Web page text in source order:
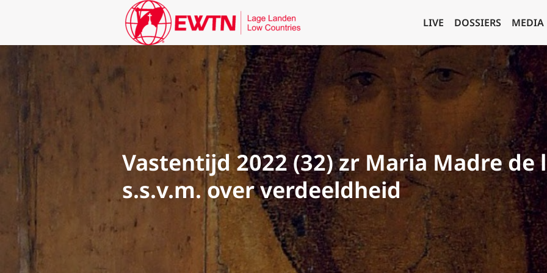
LIVE DOSSIERS MEDIA
Vastentijd 2022 (32) zr Maria Madre de
s.s.v.m. over verdeeldheid